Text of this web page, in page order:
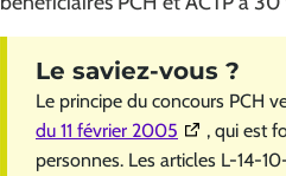
Le principe du concours PCH
du 11 février 2005 (Ouverture
, qui est
personnes. Les articles L-14-